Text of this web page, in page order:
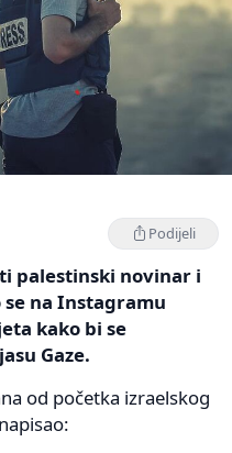
Podijeli
palestinski novinar i
na Instagramu
kako bi se
Gaze.
od početka izraelskog